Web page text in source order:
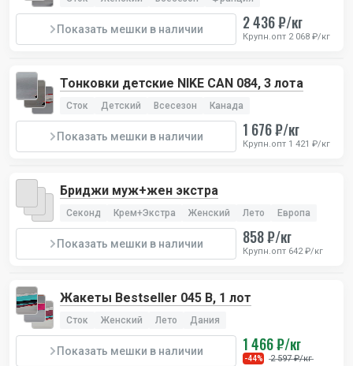
Показать мешки в наличии 2 436 ₽/кг
Крупн.опт 2 068 ₽/кг
Тонковки детские NIKE CAN 084, 3 лота
Сток Детский Всесезон Канада
Показать мешки в наличии 1 676 ₽/кг
Крупн.опт 1 421 ₽/кг
Бриджи муж+жен экстра
Секонд Крем+Экстра Женский Лето Европа
Показать мешки в наличии 858 ₽/кг
Крупн.опт 642 ₽/кг
Жакеты Bestseller 045 B, 1 лот
Сток Женский Лето Дания
Показать мешки в наличии 1 466 ₽/кг
-44% 2 597 ₽/кг